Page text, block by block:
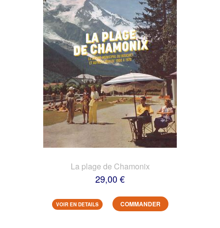
La plage de Chamonix
29,00 €
VOIR EN DETAILS COMMANDER